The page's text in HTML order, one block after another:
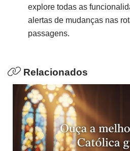
explore todas as
alertas de mudanças nas
passagens.
Relacionados